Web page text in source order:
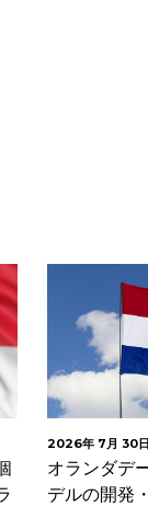
2026年 7月 30日
オランダデータ
デルの開発・導